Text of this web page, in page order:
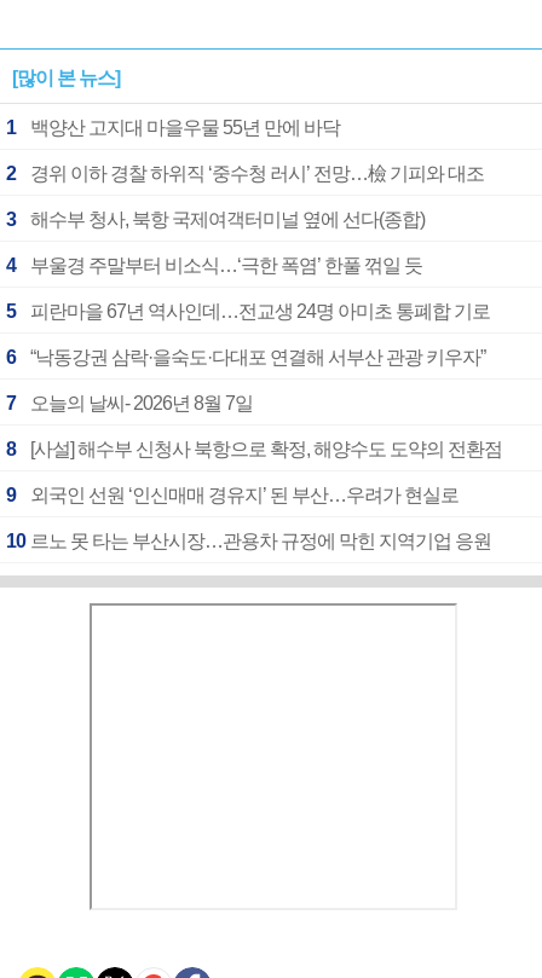
[많이 본 뉴스]
1 백양산 고지대 마을우물 55년 만에 바닥
2 경위 이하 경찰 하위직 ‘중수청 러시’ 전망…檢 기피와 대조
3 해수부 청사, 북항 국제여객터미널 옆에 선다(종합)
4 부울경 주말부터 비소식…‘극한 폭염’ 한풀 꺾일 듯
5 피란마을 67년 역사인데…전교생 24명 아미초 통폐합 기로
6 “낙동강권 삼락·을숙도·다대포 연결해 서부산 관광 키우자”
7 오늘의 날씨- 2026년 8월 7일
8 [사설] 해수부 신청사 북항으로 확정, 해양수도 도약의 전환점
9 외국인 선원 ‘인신매매 경유지’ 된 부산…우려가 현실로
10 르노 못 타는 부산시장…관용차 규정에 막힌 지역기업 응원